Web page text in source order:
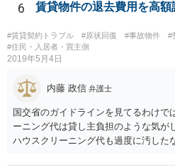
ことになります。
6 賃貸物件の退去費用を高額
#賃貸契約トラブル #原状回復 #事故物件 #
#住民・入居者・買主側
2019年5月4日
内藤 政信 弁護士
国交省のガイドラインを見てるわけで
ーニング代は貸し主負担のような気が
ハウスクリーニング代も過度に汚した